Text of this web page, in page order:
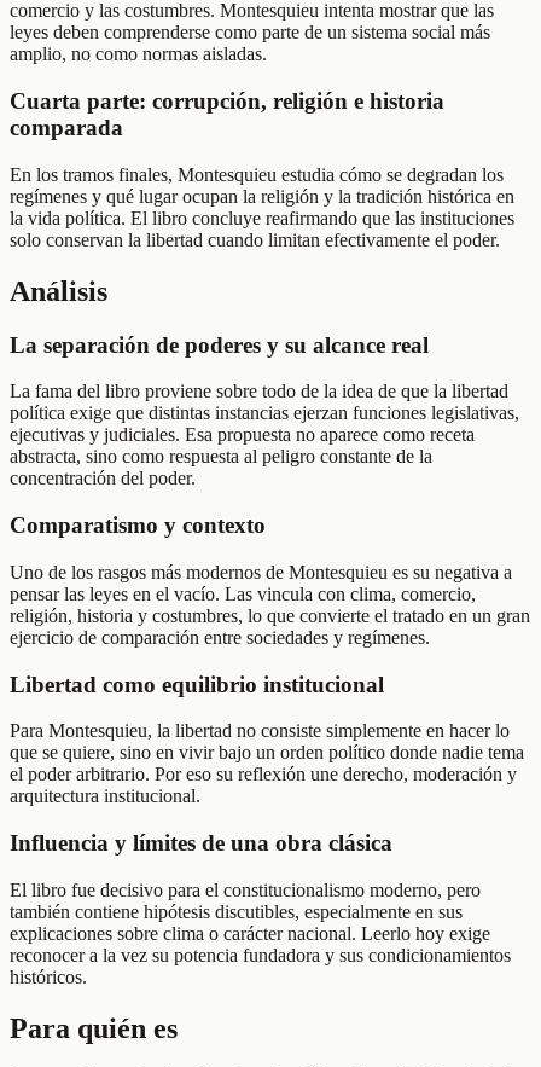
comercio y las costumbres. Montesquieu intenta mostrar que las
leyes deben comprenderse como parte de un sistema social más
amplio, no como normas aisladas.
Cuarta parte: corrupción, religión e historia
comparada
En los tramos finales, Montesquieu estudia cómo se degradan los
regímenes y qué lugar ocupan la religión y la tradición histórica en
la vida política. El libro concluye reafirmando que las instituciones
solo conservan la libertad cuando limitan efectivamente el poder.
Análisis
La separación de poderes y su alcance real
La fama del libro proviene sobre todo de la idea de que la libertad
política exige que distintas instancias ejerzan funciones legislativas,
ejecutivas y judiciales. Esa propuesta no aparece como receta
abstracta, sino como respuesta al peligro constante de la
concentración del poder.
Comparatismo y contexto
Uno de los rasgos más modernos de Montesquieu es su negativa a
pensar las leyes en el vacío. Las vincula con clima, comercio,
religión, historia y costumbres, lo que convierte el tratado en un gran
ejercicio de comparación entre sociedades y regímenes.
Libertad como equilibrio institucional
Para Montesquieu, la libertad no consiste simplemente en hacer lo
que se quiere, sino en vivir bajo un orden político donde nadie tema
el poder arbitrario. Por eso su reflexión une derecho, moderación y
arquitectura institucional.
Influencia y límites de una obra clásica
El libro fue decisivo para el constitucionalismo moderno, pero
también contiene hipótesis discutibles, especialmente en sus
explicaciones sobre clima o carácter nacional. Leerlo hoy exige
reconocer a la vez su potencia fundadora y sus condicionamientos
históricos.
Para quién es